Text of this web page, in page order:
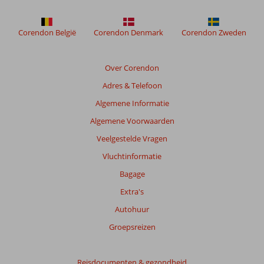
Over Corendon
Adres & Telefoon
Algemene Informatie
Algemene Voorwaarden
Veelgestelde Vragen
Vluchtinformatie
Bagage
Extra's
Autohuur
Groepsreizen
Corendon België Corendon Denmark Corendon Zweden